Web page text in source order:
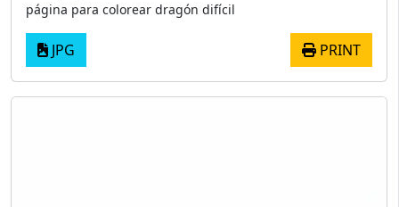
página para colorear dragón difícil
JPG PRINT